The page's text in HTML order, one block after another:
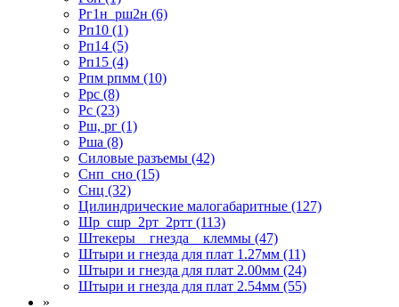
Рг1н_рш2н (6)
Рп10 (1)
Рп14 (5)
Рп15 (4)
Рпм рпмм (10)
Ррс (8)
Рс (23)
Рш, рг (1)
Рша (8)
Силовые разъемы (42)
Снп_сно (15)
Снц (32)
Цилиндрические малогабаритные (127)
Шр_сшр_2рт_2ртт (113)
Штекеры _ гнезда _ клеммы (47)
Штыри и гнезда для плат 1.27мм (11)
Штыри и гнезда для плат 2.00мм (24)
Штыри и гнезда для плат 2.54мм (55)
»